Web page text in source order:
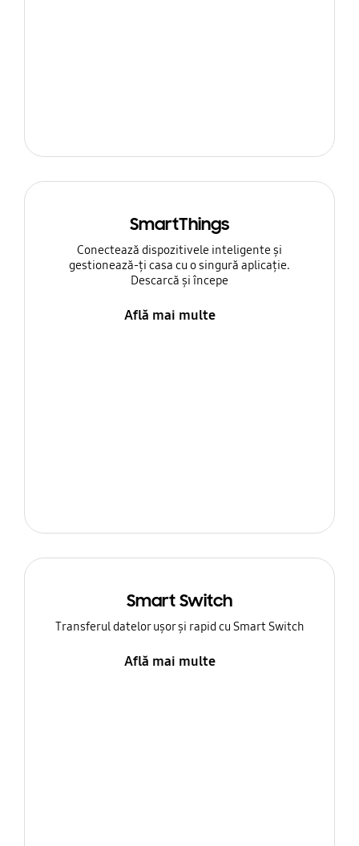
SmartThings
Conectează dispozitivele inteligente și
gestionează-ți casa cu o singură aplicație.
Descarcă și începe
Află mai multe
Smart Switch
Transferul datelor ușor și rapid cu Smart Switch
Află mai multe